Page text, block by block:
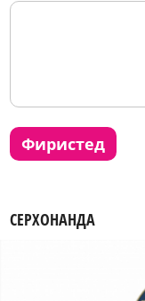
фиристед
СЕРХОНАНДА